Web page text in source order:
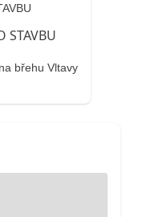
břehu Vltavy